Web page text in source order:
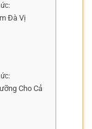
Đà Vị
Cho Cả